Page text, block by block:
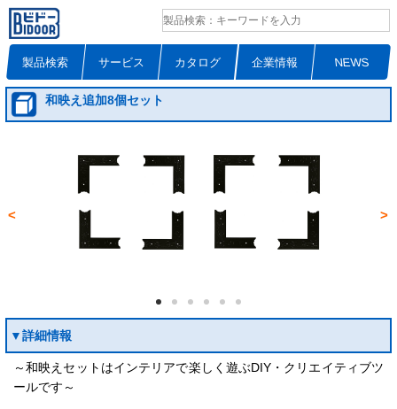
製品検索 サービス カタログ 企業情報 NEWS
和映え追加8個セット
< >
▼詳細情報
～和映えセットはインテリアで楽しく遊ぶDIY・クリエイティブツ
ールです～